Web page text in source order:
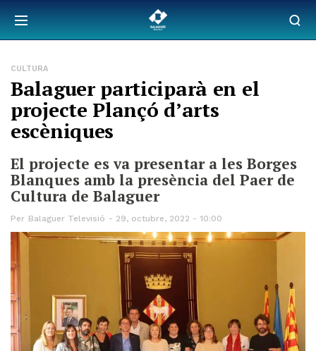
CULTURA
Balaguer participarà en el
projecte Plançó d’arts
escèniques
El projecte es va presentar a les Borges
Blanques amb la presència del Paer de
Cultura de Balaguer
Per Balaguer Televisió 29, octubre, 2022 - 10:00